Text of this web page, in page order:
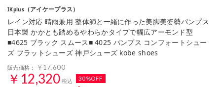
IKplus（アイケープラス）
レイン対応 晴雨兼用 整体師と一緒に作った美脚美姿勢パンプス
日本製 かかとも踏めるやわらかタイプで幅広アーモンド型
■4625 ブラック スムース■ 4025 パンプス コンフォートシュー
ズ フラットシューズ 神戸シューズ kobe shoes
販売価格： ￥17,600
￥12,320 税込 30%OFF